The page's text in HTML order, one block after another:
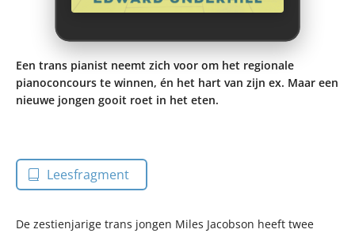
Een trans pianist neemt zich voor om het regionale
pianoconcours te winnen, én het hart van zijn ex. Maar een
nieuwe jongen gooit roet in het eten.
Leesfragment
De zestienjarige trans jongen Miles Jacobson heeft twee